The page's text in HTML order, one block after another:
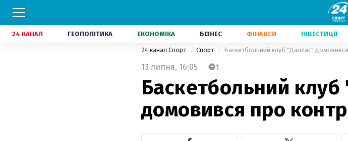
24 КАНАЛ ГЕОПОЛІТИКА ЕКОНОМІКА БІЗНЕС ФІНАНСИ ІНВЕСТИЦІЇ
24 канал Спорт Спорт Баскетбольний клуб "Даллас" домовився
13 липня, 16:05 1
Баскетбольний
домовився про